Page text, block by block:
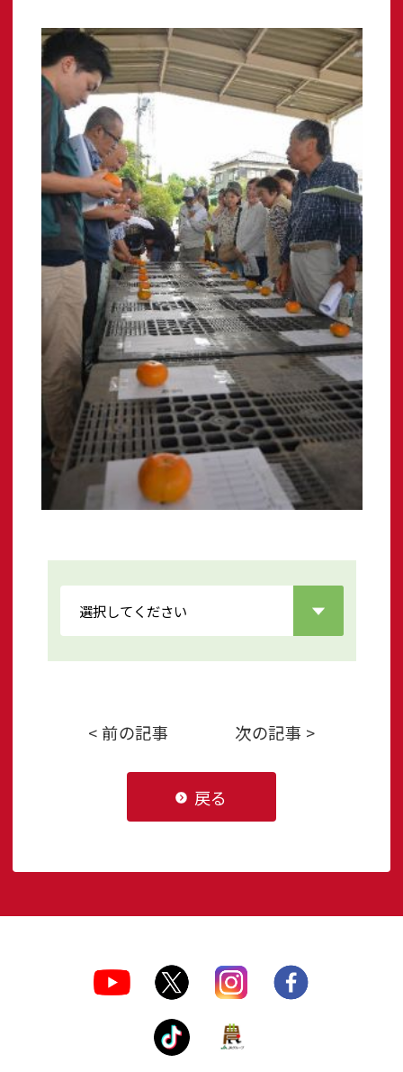
< 前の記事 次の記事 >
戻る